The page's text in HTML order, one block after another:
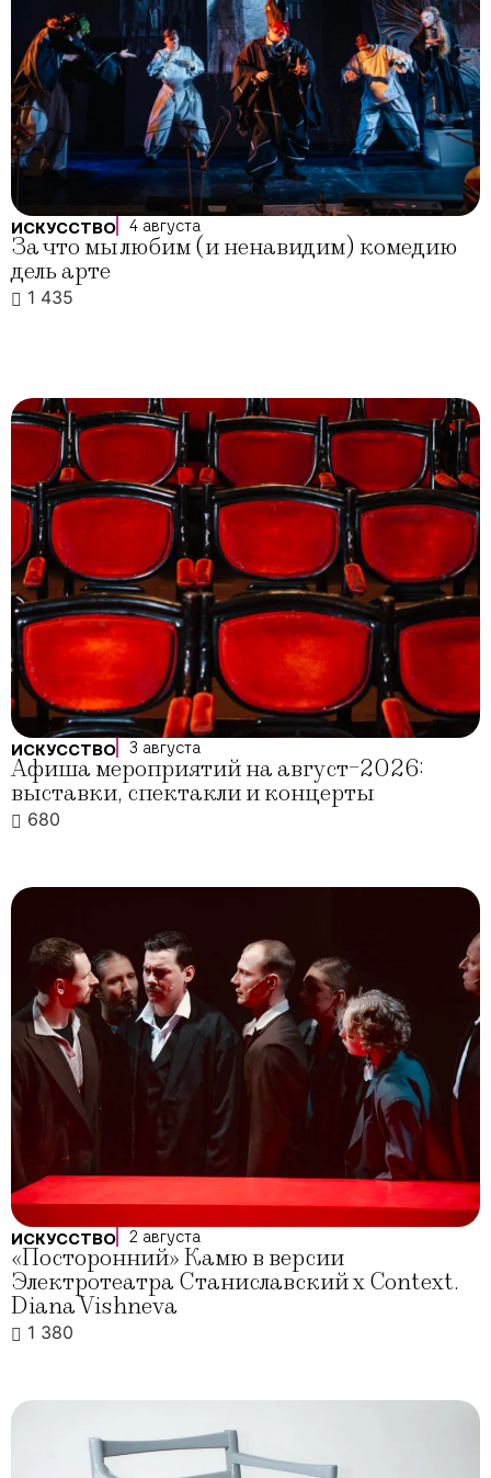
ИСКУССТВО 4 августа
За что мы любим (и ненавидим) комедию
дель арте
1 435
ИСКУССТВО 3 августа
Афиша мероприятий на август-2026:
выставки, спектакли и концерты
680
ИСКУССТВО 2 августа
«Посторонний» Камю в версии
Электротеатра Станиславский x Context.
Diana Vishneva
1 380